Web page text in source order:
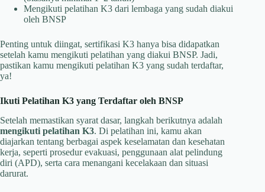
Mengikuti pelatihan K3 dari lembaga yang sudah diakui
oleh BNSP
Penting untuk diingat, sertifikasi K3 hanya bisa didapatkan
setelah kamu mengikuti pelatihan yang diakui BNSP. Jadi,
pastikan kamu mengikuti pelatihan K3 yang sudah terdaftar,
ya!
Ikuti Pelatihan K3 yang Terdaftar oleh BNSP
Setelah memastikan syarat dasar, langkah berikutnya adalah
mengikuti pelatihan K3. Di pelatihan ini, kamu akan
diajarkan tentang berbagai aspek keselamatan dan kesehatan
kerja, seperti prosedur evakuasi, penggunaan alat pelindung
diri (APD), serta cara menangani kecelakaan dan situasi
darurat.